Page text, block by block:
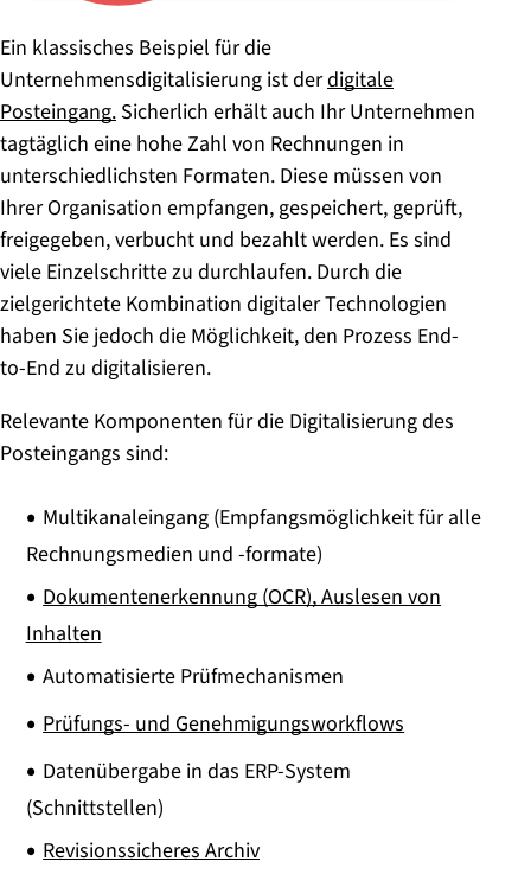
Ein klassisches Beispiel für die
Unternehmensdigitalisierung ist derdigitale
Posteingang. Sicherlich erhält auch Ihr Unternehmen
tagtäglich eine hohe Zahl von Rechnungen in
unterschiedlichsten Formaten. Diese müssen von
Ihrer Organisation empfangen, gespeichert, geprüft,
freigegeben, verbucht und bezahlt werden. Es sind
viele Einzelschritte zu durchlaufen. Durch die
zielgerichtete Kombination digitaler Technologien
haben Sie jedoch die Möglichkeit, den Prozess End-
to-End zu digitalisieren.
Relevante Komponenten für die Digitalisierung des
Posteingangs sind:
Multikanaleingang (Empfangsmöglichkeit für alle
Rechnungsmedien und -formate)
Dokumentenerkennung (OCR), Auslesen von
Inhalten
Automatisierte Prüfmechanismen
Prüfungs- und Genehmigungsworkflows
Datenübergabe in das ERP-System
(Schnittstellen)
Revisionssicheres Archiv